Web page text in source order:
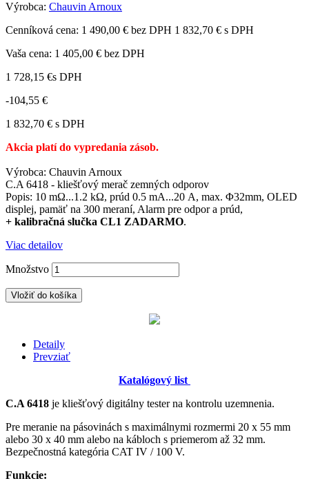
Výrobca: Chauvin Arnoux
Cenníková cena: 1 490,00 € bez DPH 1 832,70 € s DPH
Vaša cena: 1 405,00 € bez DPH
1 728,15 €s DPH
-104,55 €
1 832,70 € s DPH
Akcia platí do vypredania zásob.
Výrobca: Chauvin Arnoux
C.A 6418 - kliešťový merač zemných odporov
Popis: 10 mΩ...1.2 kΩ, prúd 0.5 mA...20 A, max. Φ32mm, OLED
displej, pamäť na 300 meraní, Alarm pre odpor a prúd,
+ kalibračná slučka CL1 ZADARMO.
Viac detailov
Množstvo
Vložiť do košíka
Detaily
Prevziať
Katalógový list
C.A 6418 je kliešťový digitálny tester na kontrolu uzemnenia.
Pre meranie na pásovinách s maximálnymi rozmermi 20 x 55 mm
alebo 30 x 40 mm alebo na kábloch s priemerom až 32 mm.
Bezpečnostná kategória CAT IV / 100 V.
Funkcie: